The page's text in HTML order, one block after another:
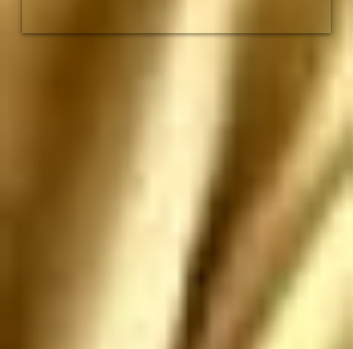
fracción de lo que duró
el imperio romano
ataquen, pero si nos
atacan los saludo
antes de que sean
ANIQUILADOS por
SUS propias